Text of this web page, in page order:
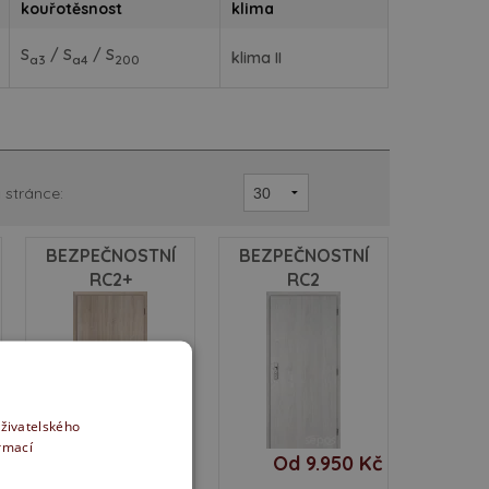
kouřotěsnost klima
Sa3 / Sa4 / S200 klima II
stránce:
BEZPEČNOSTNÍ
RC2+
BEZPEČNOSTNÍ
RC2
Od 9.950 Kč